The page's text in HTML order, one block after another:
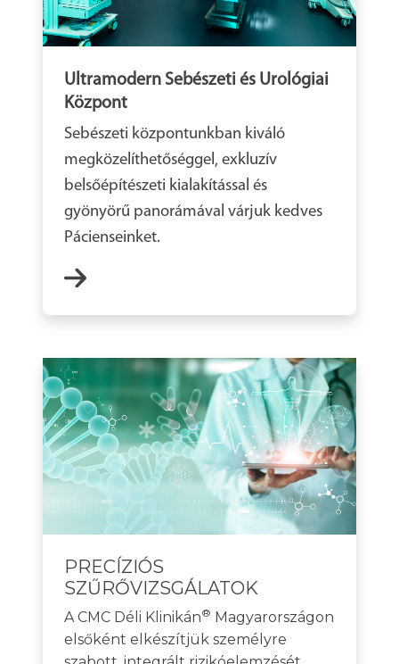
Ultramodern Sebészeti és Urológiai
Központ
Sebészeti központunkban kiváló
megközelíthetőséggel, exkluzív
belsőépítészeti kialakítással és
gyönyörű panorámával várjuk kedves
Pácienseinket.
PRECÍZIÓS
SZŰRŐVIZSGÁLATOK
A CMC Déli Klinikán® Magyarországon
elsőként elkészítjük személyre